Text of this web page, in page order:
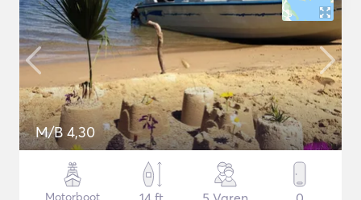
M/B 4,30
Motorboot